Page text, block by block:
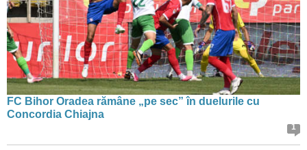
FC Bihor Oradea rămâne „pe sec” în duelurile cu
Concordia Chiajna
1